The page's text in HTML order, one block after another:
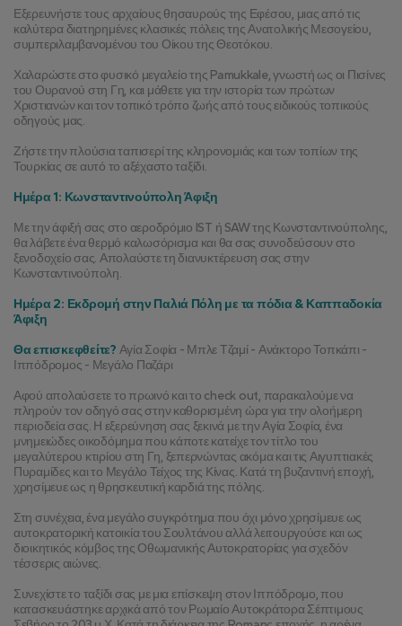
Εξερευνήστε τους αρχαίους θησαυρούς της Εφέσου, μιας από τις
καλύτερα διατηρημένες κλασικές πόλεις της Ανατολικής Μεσογείου,
συμπεριλαμβανομένου του Οίκου της Θεοτόκου.
Χαλαρώστε στο φυσικό μεγαλείο της Pamukkale, γνωστή ως οι Πισίνες
του Ουρανού στη Γη, και μάθετε για την ιστορία των πρώτων
Χριστιανών και τον τοπικό τρόπο ζωής από τους ειδικούς τοπικούς
οδηγούς μας.
Ζήστε την πλούσια ταπισερί της κληρονομιάς και των τοπίων της
Τουρκίας σε αυτό το αξέχαστο ταξίδι.
Ημέρα 1: Κωνσταντινούπολη Άφιξη
Με την άφιξή σας στο αεροδρόμιο IST ή SAW της Κωνσταντινούπολης,
θα λάβετε ένα θερμό καλωσόρισμα και θα σας συνοδεύσουν στο
ξενοδοχείο σας. Απολαύστε τη διανυκτέρευση σας στην
Κωνσταντινούπολη.
Ημέρα 2: Εκδρομή στην Παλιά Πόλη με τα πόδια & Καππαδοκία
Άφιξη
Θα επισκεφθείτε? Αγία Σοφία - Μπλε Τζαμί - Ανάκτορο Τοπκάπι -
Ιππόδρομος - Μεγάλο Παζάρι
Αφού απολαύσετε το πρωινό και το check out, παρακαλούμε να
πληρούν τον οδηγό σας στην καθορισμένη ώρα για την ολοήμερη
περιοδεία σας. Η εξερεύνηση σας ξεκινά με την Αγία Σοφία, ένα
μνημειώδες οικοδόμημα που κάποτε κατείχε τον τίτλο του
μεγαλύτερου κτιρίου στη Γη, ξεπερνώντας ακόμα και τις Αιγυπτιακές
Πυραμίδες και το Μεγάλο Τείχος της Κίνας. Κατά τη βυζαντινή εποχή,
χρησίμευε ως η θρησκευτική καρδιά της πόλης.
Στη συνέχεια, ένα μεγάλο συγκρότημα που όχι μόνο χρησίμευε ως
αυτοκρατορική κατοικία του Σουλτάνου αλλά λειτουργούσε και ως
διοικητικός κόμβος της Οθωμανικής Αυτοκρατορίας για σχεδόν
τέσσερις αιώνες.
Συνεχίστε το ταξίδι σας με μια επίσκεψη στον Ιππόδρομο, που
κατασκευάστηκε αρχικά από τον Ρωμαίο Αυτοκράτορα Σέπτιμους